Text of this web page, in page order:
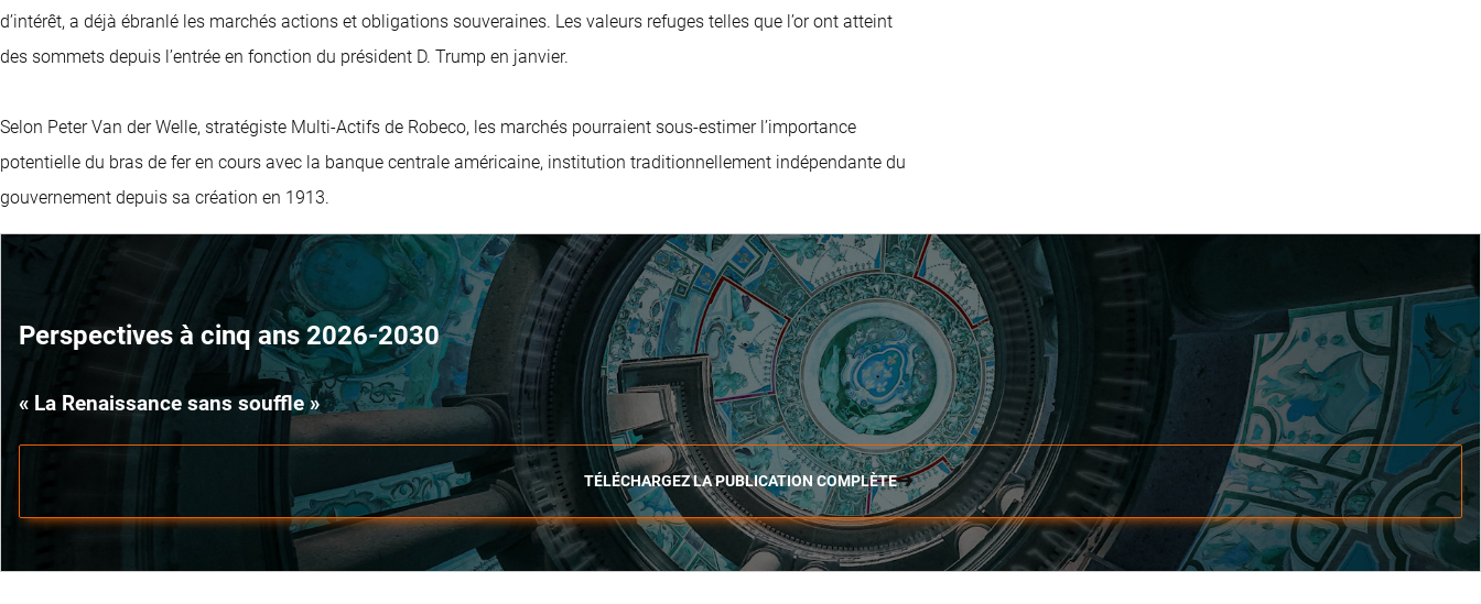
d’intérêt, a déjà ébranlé les marchés actions et obligations souveraines. Les valeurs refuges telles que l’or ont atteint
des sommets depuis l’entrée en fonction du président D. Trump en janvier.
Selon Peter Van der Welle, stratégiste Multi-Actifs de Robeco, les marchés pourraient sous-estimer l’importance
potentielle du bras de fer en cours avec la banque centrale américaine, institution traditionnellement indépendante du
gouvernement depuis sa création en 1913.
Perspectives à cinq ans 2026-2030
« La Renaissance sans souffle »
TÉLÉCHARGEZ LA PUBLICATION COMPLÈTE